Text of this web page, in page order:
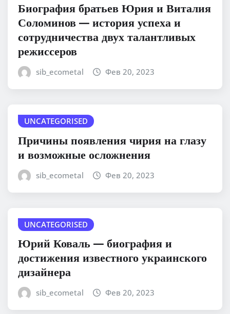
Биография братьев Юрия и Виталия
Соломинов — история успеха и
сотрудничества двух талантливых
режиссеров
sib_ecometal Фев 20, 2023
UNCATEGORISED
Причины появления чирия на глазу
и возможные осложнения
sib_ecometal Фев 20, 2023
UNCATEGORISED
Юрий Коваль — биография и
достижения известного украинского
дизайнера
sib_ecometal Фев 20, 2023